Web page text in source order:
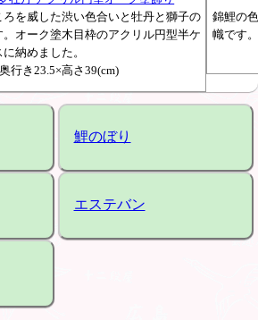
を威した渋い色合いと牡丹と獅子の
オーク塗木目枠のアクリル円型半ケ
に納めました。
行き23.5×高さ39(cm)
錦鯉の
幟です
鯉のぼり
エステバン